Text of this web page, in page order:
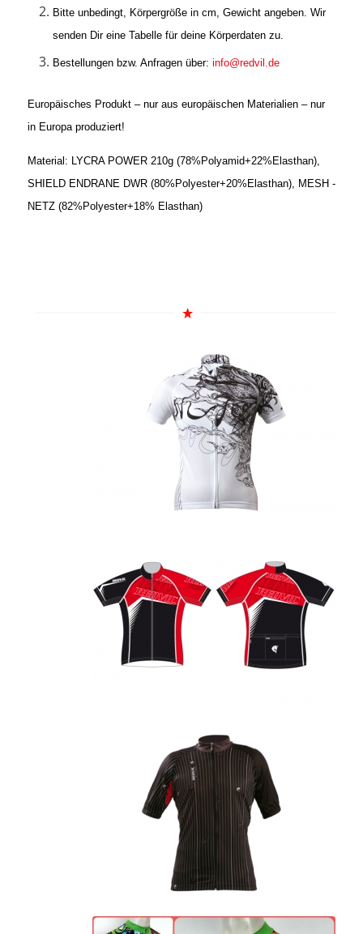
Bitte unbedingt, Körpergröße in cm, Gewicht angeben. Wir
senden Dir eine Tabelle für deine Körperdaten zu.
Bestellungen bzw. Anfragen über: info@redvil.de
Europäisches Produkt – nur aus europäischen Materialien – nur
in Europa produziert!
Material:
LYCRA POWER 210g (78%Polyamid+22%Elasthan),
SHIELD ENDRANE DWR (80%Polyester+20%Elasthan), MESH -
NETZ (82%Polyester+18% Elasthan)